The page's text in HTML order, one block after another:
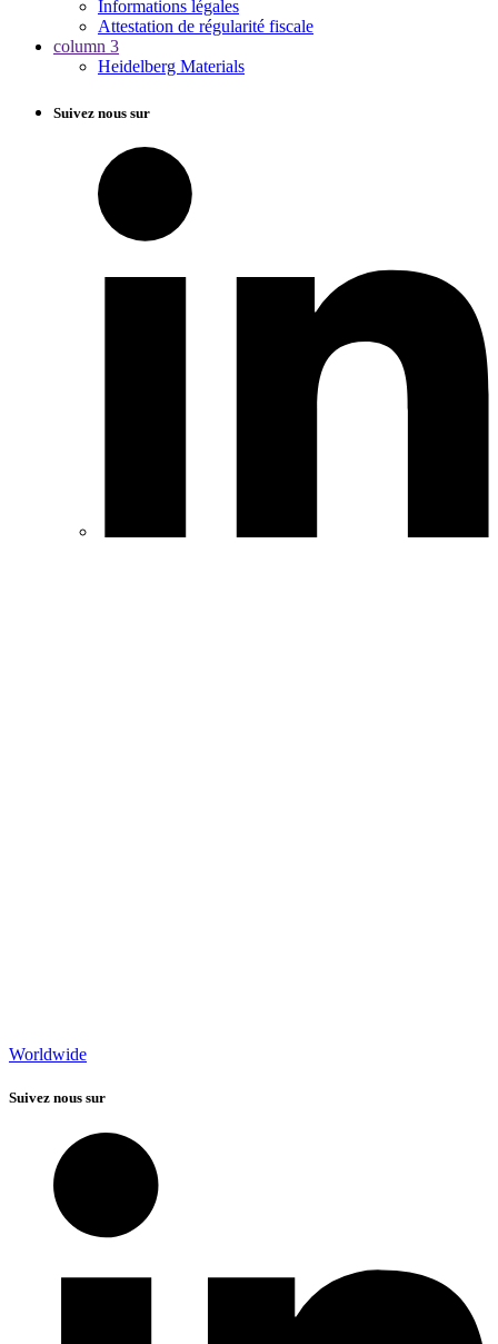
Informations légales
Attestation de régularité fiscale
column 3
Heidelberg Materials
Suivez nous sur
Worldwide
Suivez nous sur